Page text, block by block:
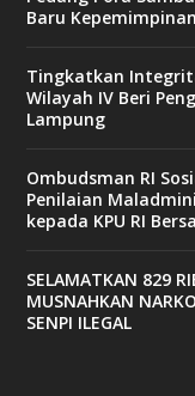
Baru
Tingkatkan
Wilayah IV Beri
Lampung
Ombudsman RI
Penilaian
kepada KPU RI
SELAMATKAN 829
MUSNAHKAN
SENPI ILEGAL